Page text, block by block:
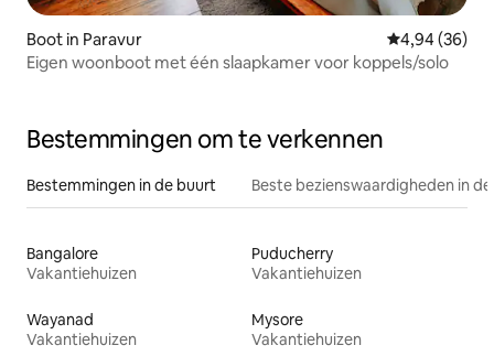
Boot in Paravur Gemiddelde
4,94 (36)
Eigen woonboot met één slaapkamer voor koppels/solo
Bestemmingen om te verkennen
Bestemmingen in de buurt Beste bezienswaardigheden in
Bangalore
Vakantiehuizen
Puducherry
Vakantiehuizen
Wayanad
Vakantiehuizen
Mysore
Vakantiehuizen